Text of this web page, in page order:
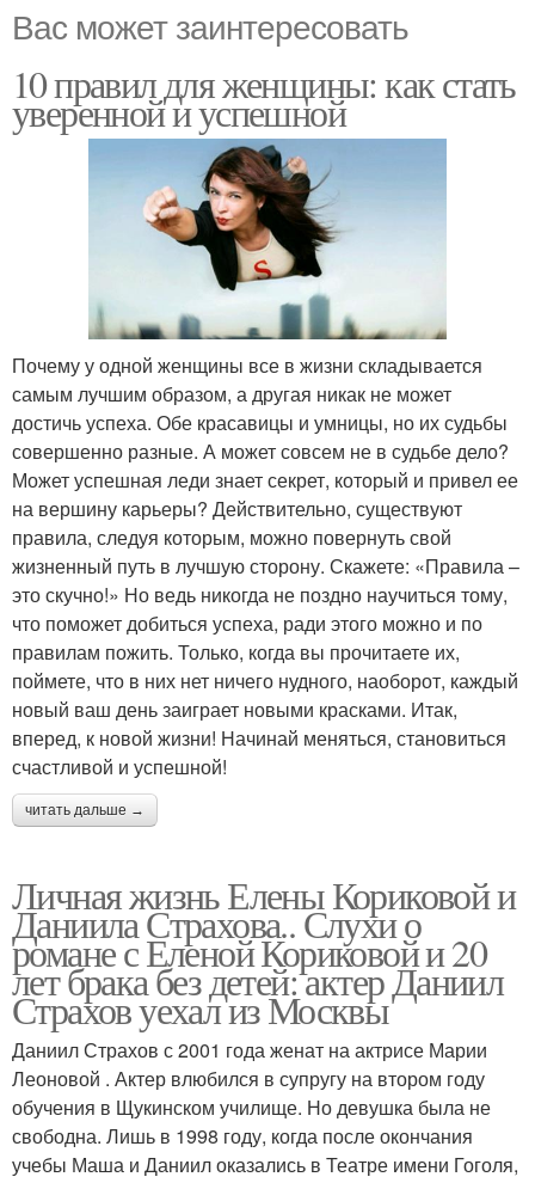
Вас может заинтересовать
10 правил для женщины: как стать
уверенной и успешной
Почему у одной женщины все в жизни складывается
самым лучшим образом, а другая никак не может
достичь успеха. Обе красавицы и умницы, но их судьбы
совершенно разные. А может совсем не в судьбе дело?
Может успешная леди знает секрет, который и привел ее
на вершину карьеры? Действительно, существуют
правила, следуя которым, можно повернуть свой
жизненный путь в лучшую сторону. Скажете: «Правила –
это скучно!» Но ведь никогда не поздно научиться тому,
что поможет добиться успеха, ради этого можно и по
правилам пожить. Только, когда вы прочитаете их,
поймете, что в них нет ничего нудного, наоборот, каждый
новый ваш день заиграет новыми красками. Итак,
вперед, к новой жизни! Начинай меняться, становиться
счастливой и успешной!
читать дальше →
Личная жизнь Елены Кориковой и
Даниила Страхова.. Слухи о
романе с Еленой Кориковой и 20
лет брака без детей: актер Даниил
Страхов уехал из Москвы
Даниил Страхов с 2001 года женат на актрисе Марии
Леоновой . Актер влюбился в супругу на втором году
обучения в Щукинском училище. Но девушка была не
свободна. Лишь в 1998 году, когда после окончания
учебы Маша и Даниил оказались в Театре имени Гоголя,